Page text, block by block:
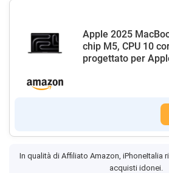
Apple 2025
chip M5, CPU 10
progettato per
In qualità di Affiliato Amazon, iPhoneItalia
acquisti idonei.